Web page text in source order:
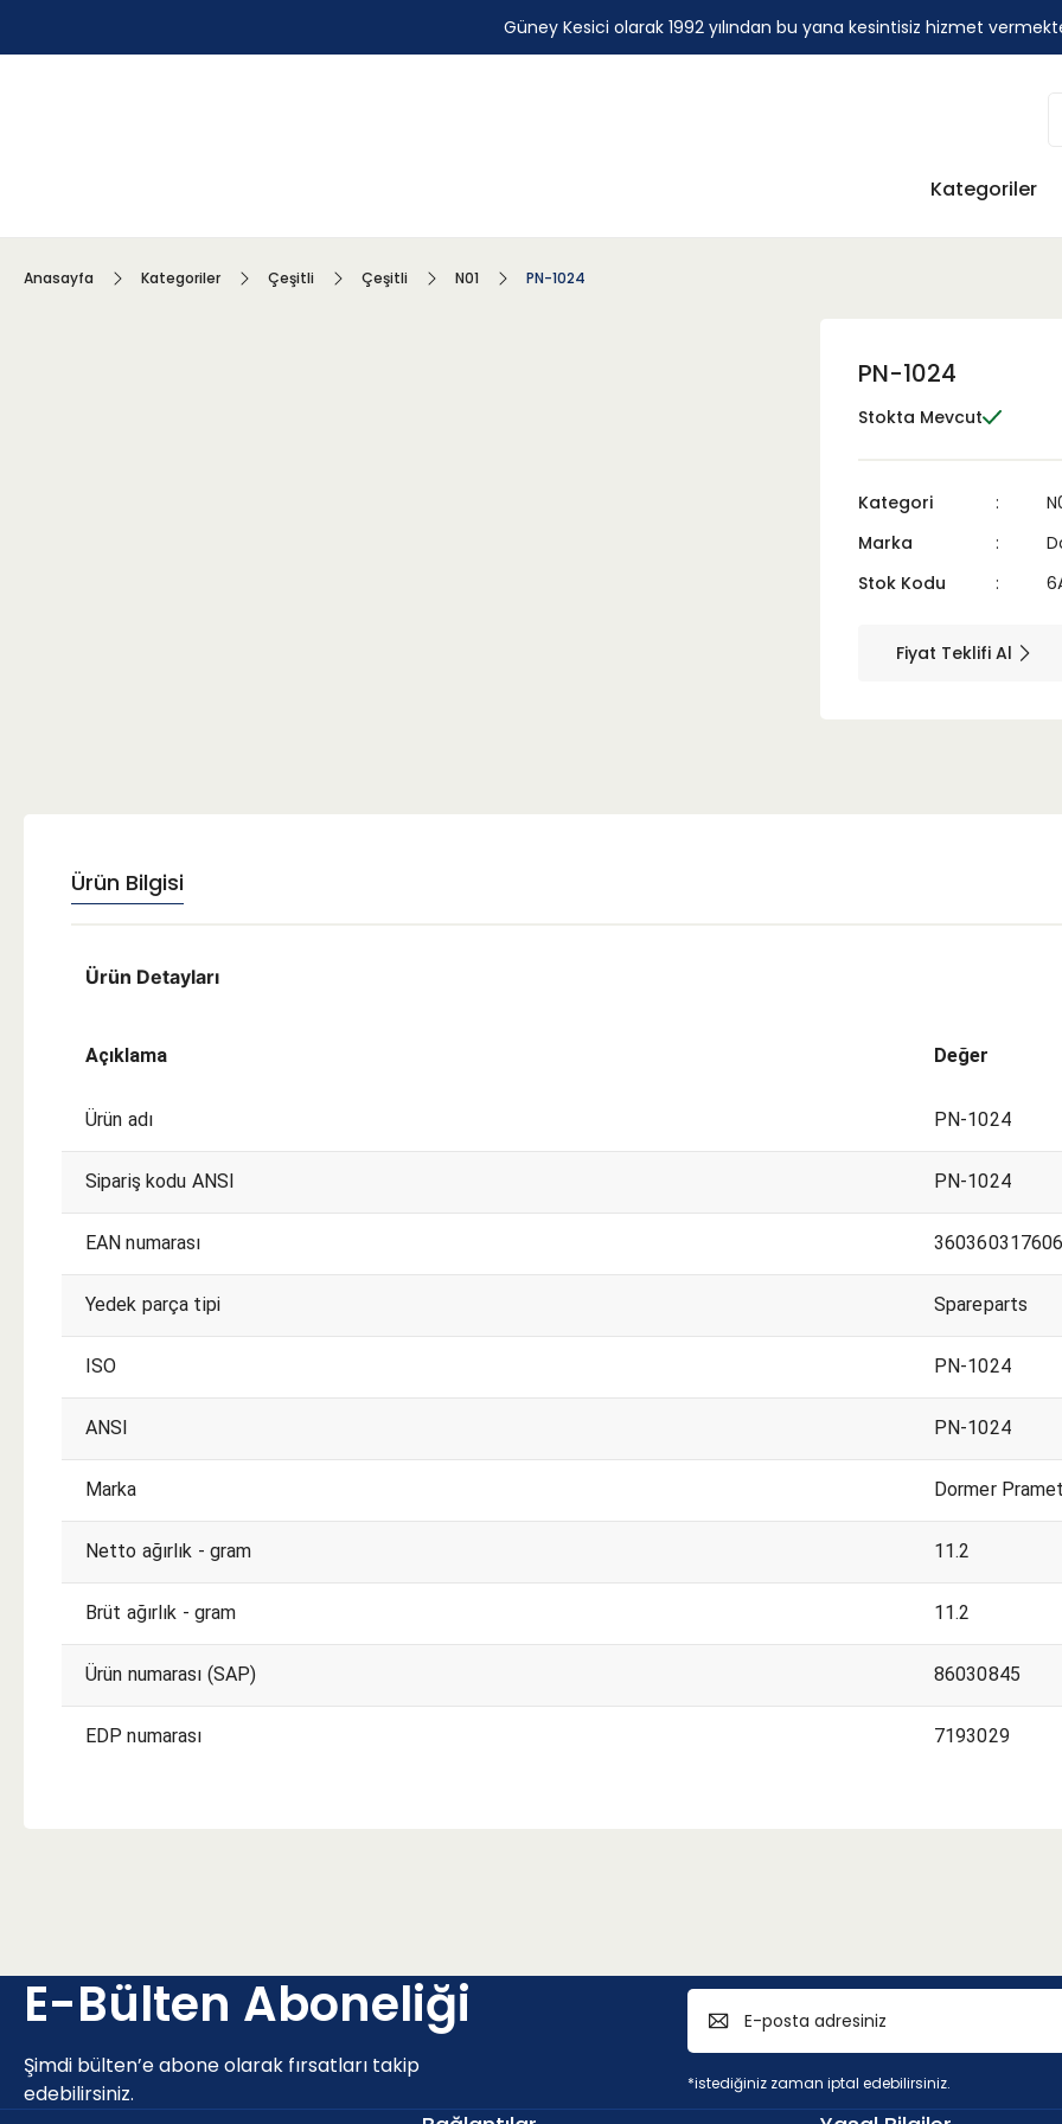
Güney Kesici olarak 1992 yılından bu yana kesintisiz hizmet
Kategoriler
Anasayfa Kategoriler Çeşitli Çeşitli N01 PN-1024
PN-1024
Stokta Mevcut
Kategori
Marka
Stok Kodu
Fiyat Teklifi Al
Ürün Bilgisi
Ürün Detayları
Açıklama Değer
Ürün adı PN-1024
Sipariş kodu ANSI PN-1024
EAN numarası
Yedek parça tipi Spareparts
ISO PN-1024
ANSI PN-1024
Marka Dormer
Netto ağırlık - gram 11.2
Brüt ağırlık - gram 11.2
Ürün numarası (SAP) 86030845
EDP numarası 7193029
E-Bülten Aboneliği
Şimdi bülten’e abone olarak fırsatları takip
edebilirsiniz.
*istediğiniz zaman iptal edebilirsiniz.